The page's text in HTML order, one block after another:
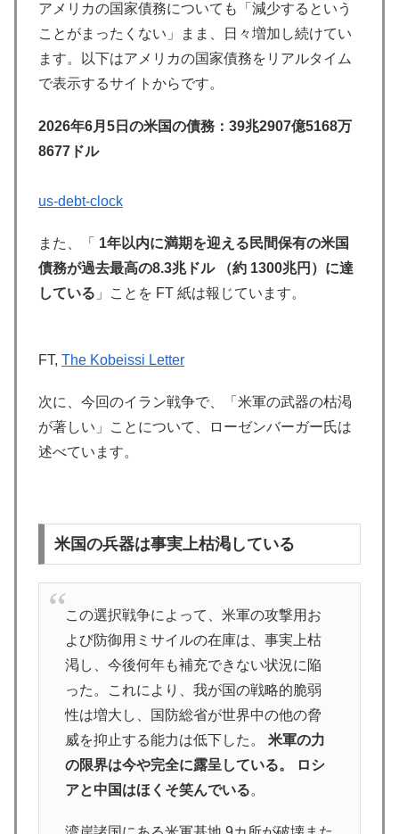
アメリカの国家債務についても「減少するという
ことがまったくない」まま、日々増加し続けてい
ます。以下はアメリカの国家債務をリアルタイム
で表示するサイトからです。
2026年6月5日の米国の債務：39兆2907億5168万
8677ドル
us-debt-clock
また、「 1年以内に満期を迎える民間保有の米国
債務が過去最高の8.3兆ドル （約 1300兆円）に達
している 」ことを FT 紙は報じています。
FT, The Kobeissi Letter
次に、今回のイラン戦争で、「米軍の武器の枯渇
が著しい」ことについて、ローゼンバーガー氏は
述べています。
米国の兵器は事実上枯渇している
この選択戦争によって、米軍の攻撃用お
よび防御用ミサイルの在庫は、事実上枯
渇し、今後何年も補充できない状況に陥
った。これにより、我が国の戦略的脆弱
性は増大し、国防総省が世界中の他の脅
威を抑止する能力は低下した。 米軍の力
の限界は今や完全に露呈している。 ロシ
アと中国はほくそ笑んでいる。